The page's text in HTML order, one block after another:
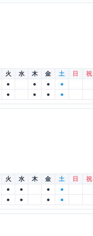
火 水 木 金 土 日
祝
● ● ●
●
● ● ● ●
火 水 木 金 土 日
祝
● ● ●
●
● ● ● ●